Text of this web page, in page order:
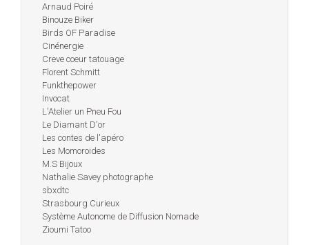
Arnaud Poiré
Binouze Biker
Birds OF Paradise
Cinénergie
Creve coeur tatouage
Florent Schmitt
Funkthepower
Invocat
L'Atelier un Pneu Fou
Le Diamant D'or
Les contes de l'apéro
Les Momoroides
M.S Bijoux
Nathalie Savey photographe
sbxdtc
Strasbourg Curieux
Système Autonome de Diffusion Nomade
Zioumi Tatoo